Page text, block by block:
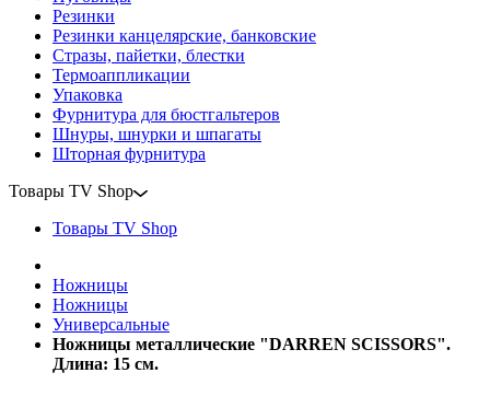
Резинки
Резинки канцелярские, банковские
Стразы, пайетки, блестки
Термоаппликации
Упаковка
Фурнитура для бюстгальтеров
Шнуры, шнурки и шпагаты
Шторная фурнитура
Товары TV Shop
Товары TV Shop
Ножницы
Ножницы
Универсальные
Ножницы металлические "DARREN SCISSORS".
Длина: 15 см.